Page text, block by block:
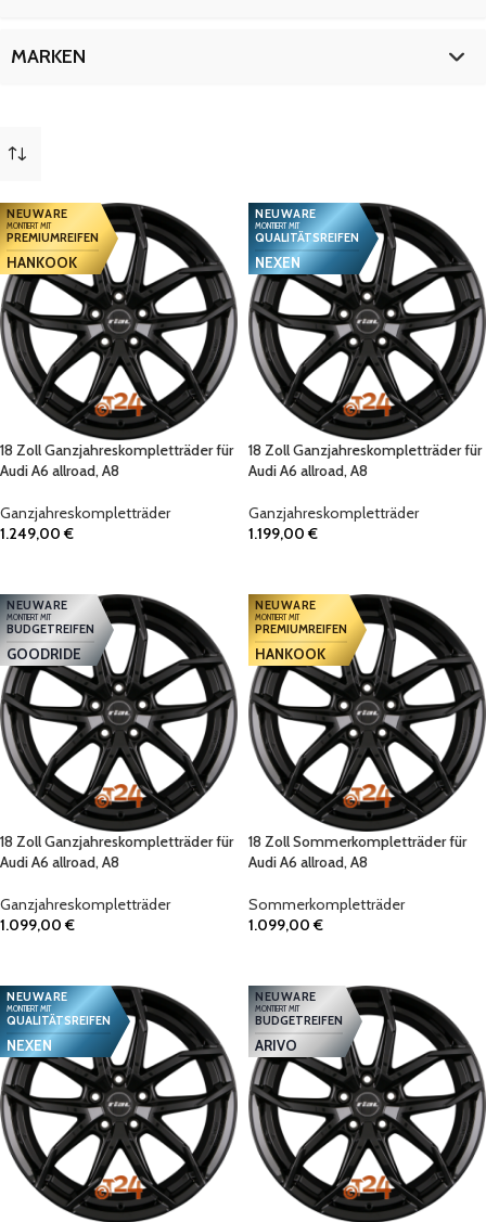
MARKEN
NEUWARE
MONTIERT MIT
PREMIUMREIFEN
HANKOOK
18 Zoll Ganzjahreskompletträder für
Audi A6 allroad, A8
Ganzjahreskompletträder
1.249,00€
NEUWARE
MONTIERT MIT
QUALITÄTSREIFEN
NEXEN
18 Zoll Ganzjahreskompletträder für
Audi A6 allroad, A8
Ganzjahreskompletträder
1.199,00€
NEUWARE
MONTIERT MIT
BUDGETREIFEN
GOODRIDE
18 Zoll Ganzjahreskompletträder für
Audi A6 allroad, A8
Ganzjahreskompletträder
1.099,00€
NEUWARE
MONTIERT MIT
PREMIUMREIFEN
HANKOOK
18 Zoll Sommerkompletträder für
Audi A6 allroad, A8
Sommerkompletträder
1.099,00€
NEUWARE
MONTIERT MIT
QUALITÄTSREIFEN
NEXEN
NEUWARE
MONTIERT MIT
BUDGETREIFEN
ARIVO